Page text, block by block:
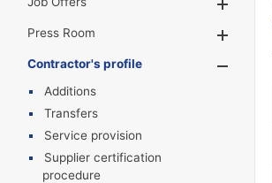
Press Room
Contractor's profile
Additions
Transfers
Service provision
Supplier certification
procedure